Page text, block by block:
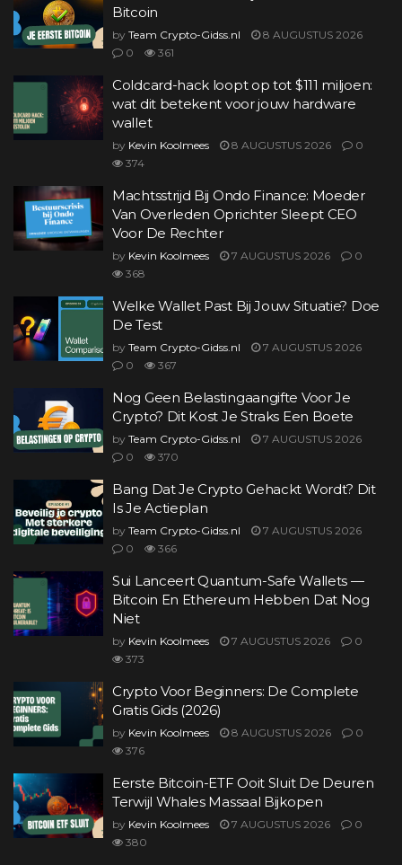
Bitcoin
by Team Crypto-Gidss.nl
8 AUGUSTUS 2026
0
361
Coldcard-hack loopt op tot $111 miljoen:
wat dit betekent voor jouw hardware
wallet
by Kevin Koolmees 8 AUGUSTUS 2026
0
374
Machtsstrijd Bij Ondo Finance: Moeder
Van Overleden Oprichter Sleept CEO
Voor De Rechter
by Kevin Koolmees 7 AUGUSTUS 2026
0
368
Welke Wallet Past Bij Jouw Situatie? Doe
De Test
by Team Crypto-Gidss.nl
7 AUGUSTUS 2026
0
367
Nog Geen Belastingaangifte Voor Je
Crypto? Dit Kost Je Straks Een Boete
by Team Crypto-Gidss.nl
7 AUGUSTUS 2026
0
370
Bang Dat Je Crypto Gehackt Wordt? Dit
Is Je Actieplan
by Team Crypto-Gidss.nl
7 AUGUSTUS 2026
0
366
Sui Lanceert Quantum-Safe Wallets —
Bitcoin En Ethereum Hebben Dat Nog
Niet
by Kevin Koolmees 7 AUGUSTUS 2026
0
373
Crypto Voor Beginners: De Complete
Gratis Gids (2026)
by Kevin Koolmees 8 AUGUSTUS 2026
0
376
Eerste Bitcoin-ETF Ooit Sluit De Deuren
Terwijl Whales Massaal Bijkopen
by Kevin Koolmees 7 AUGUSTUS 2026
0
380